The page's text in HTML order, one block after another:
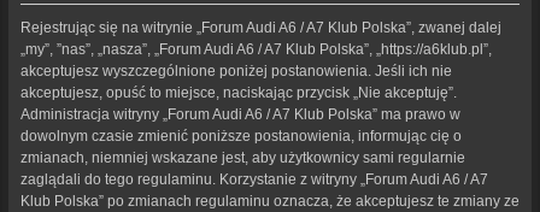
Rejestrując się na witrynie „Forum Audi A6 / A7 Klub Polska”, zwanej dalej
„my”, ”nas”, „nasza”, „Forum Audi A6 / A7 Klub Polska”, „https://a6klub.pl”,
akceptujesz wyszczególnione poniżej postanowienia. Jeśli ich nie
akceptujesz, opuść to miejsce, naciskając przycisk „Nie akceptuję”.
Administracja witryny „Forum Audi A6 / A7 Klub Polska” ma prawo w
dowolnym czasie zmienić poniższe postanowienia, informując cię o
zmianach, niemniej wskazane jest, aby użytkownicy sami regularnie
zaglądali do tego regulaminu. Korzystanie z witryny „Forum Audi A6 / A7
Klub Polska” po zmianach regulaminu oznacza, że akceptujesz te zmiany ze